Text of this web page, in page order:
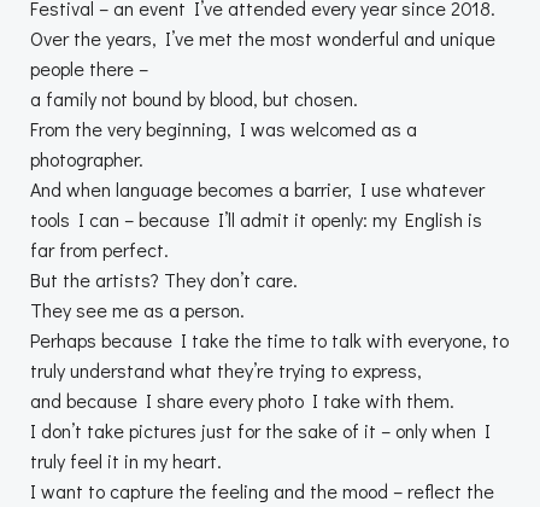
Festival – an event I’ve attended every year since 2018.
Over the years, I’ve met the most wonderful and unique
people there –
a family not bound by blood, but chosen.
From the very beginning, I was welcomed as a
photographer.
And when language becomes a barrier, I use whatever
tools I can – because I’ll admit it openly: my English is
far from perfect.
But the artists? They don’t care.
They see me as a person.
Perhaps because I take the time to talk with everyone, to
truly understand what they’re trying to express,
and because I share every photo I take with them.
I don’t take pictures just for the sake of it – only when I
truly feel it in my heart.
I want to capture the feeling and the mood – reflect the